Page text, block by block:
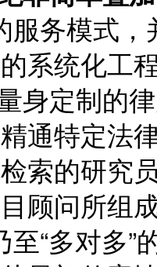
服务模式
系统化工
身定制的
通特定法
索的研究
顾问所组
至“多对多